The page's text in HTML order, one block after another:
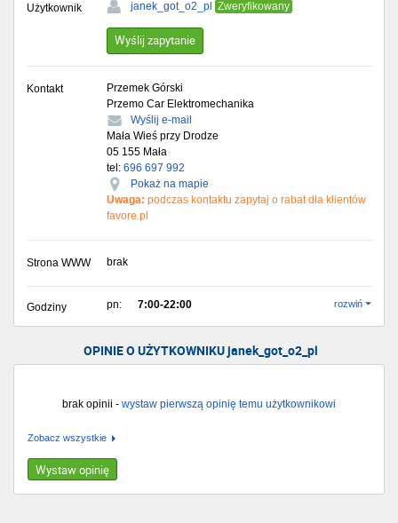
Użytkownik janek_got_o2_pl Zweryfikowany
Wyślij zapytanie
Kontakt
Przemek Górski
Przemo Car Elektromechanika
Wyślij e-mail
Mała Wieś przy Drodze
05 155 Mała
tel: 696 697 992
Pokaż na mapie
Uwaga: podczas kontaktu zapytaj o rabat dla klientów
favore.pl
Strona WWW brak
Godziny pn: 7:00-22:00 rozwiń
OPINIE O UŻYTKOWNIKU janek_got_o2_pl
brak opinii - wystaw pierwszą opinię temu użytkownikowi
Zobacz wszystkie
Wystaw opinię